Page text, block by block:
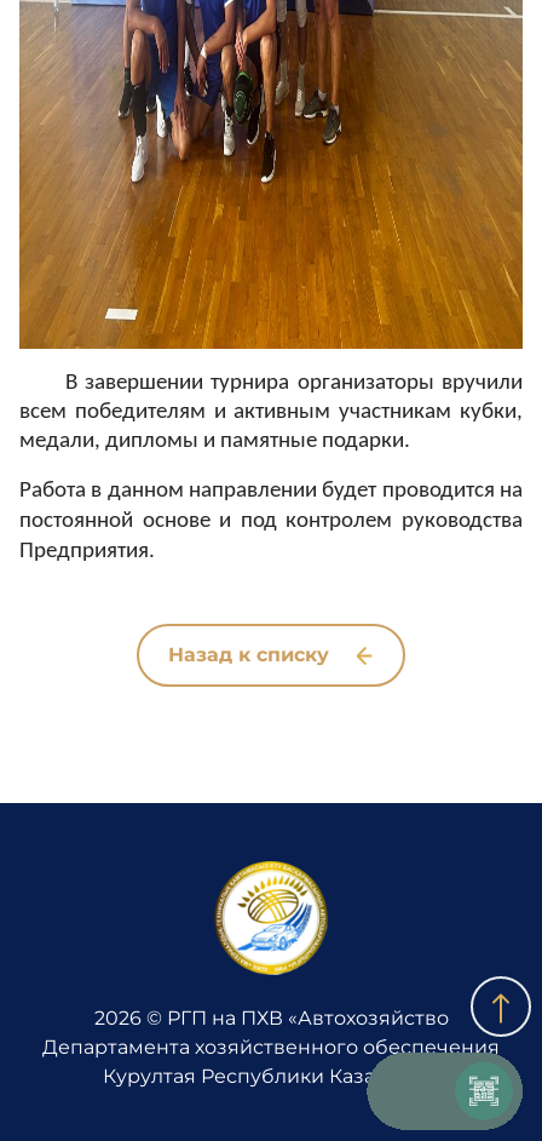
Взавершении турнира организаторы вручили
всем победителям и активным участникам кубки,
медали, дипломы и памятные подарки.
Работа в данном направлении будет проводится на
постоянной основе и под контролем руководства
Предприятия.
Назад к списку
2026 © РГП на ПХВ «Автохозяйство
Департамента хозяйственного обеспечения
Курултая Республики Казахстан»